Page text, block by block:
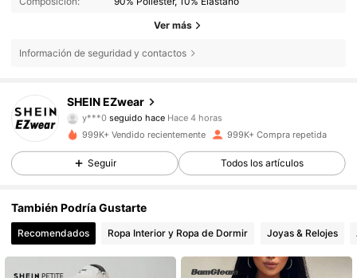
Ver más
Información de seguridad y contactos
SHEIN EZwear
y***0 seguido hace Hace 4 horas
e***2
está navegando
4,85
1.9M Seguidores
4,85
999K+ Vendido recientemente 999K+ Compra repetida
Seguir Todos los artículos
También Podría Gustarte
Recomendados Ropa Interior y Ropa de Dormir Joyas & Relojes